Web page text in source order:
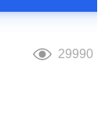
29990